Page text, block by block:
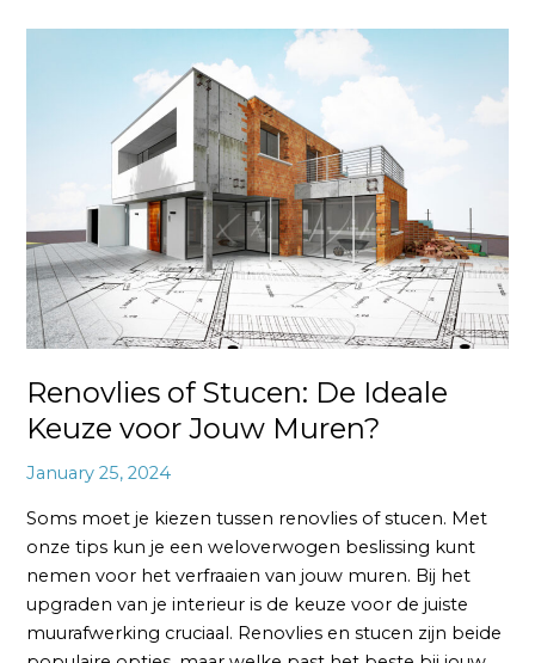
Renovlies of Stucen: De Ideale
Keuze voor Jouw Muren?
January 25, 2024
Soms moet je kiezen tussen renovlies of stucen. Met
onze tips kun je een weloverwogen beslissing kunt
nemen voor het verfraaien van jouw muren. Bij het
upgraden van je interieur is de keuze voor de juiste
muurafwerking cruciaal. Renovlies en stucen zijn beide
Jouw
Muren?